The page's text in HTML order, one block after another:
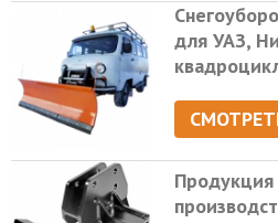
для УАЗ,
Продукция